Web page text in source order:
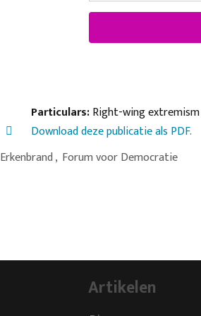
Particulars:Right-wing
Download deze publicatie als PDF.
Erkenbrand, Forum voor Democratie
Artikelen